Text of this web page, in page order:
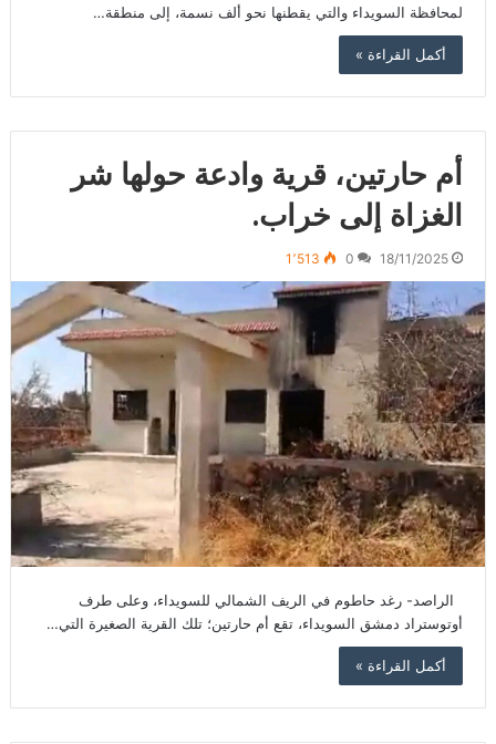
لمحافظة السويداء والتي يقطنها نحو ألف نسمة، إلى منطقة…
أكمل القراءة »
أم حارتين، قرية وادعة حولها شر
الغزاة إلى خراب.
18/11/2025
0 1٬513
الراصد- رغد حاطوم في الريف الشمالي للسويداء، وعلى طرف
أوتوستراد دمشق السويداء، تقع أم حارتين؛ تلك القرية الصغيرة التي…
أكمل القراءة »